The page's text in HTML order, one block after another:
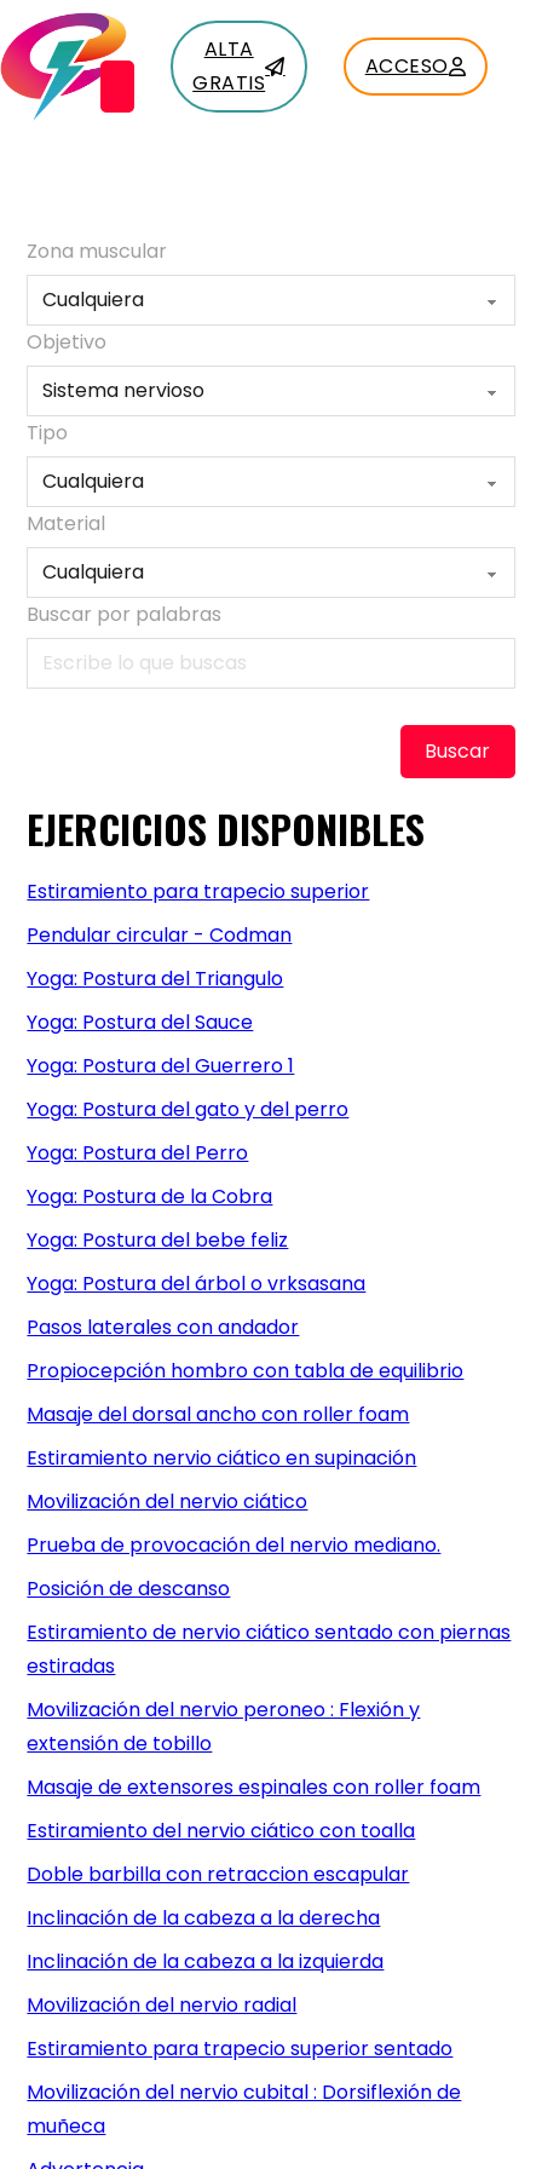
ALTA
GRATIS
ACCESO
Zona muscular
Objetivo
Tipo
Material
Buscar por palabras
Buscar
EJERCICIOS DISPONIBLES
Estiramiento para trapecio superior
Pendular circular - Codman
Yoga: Postura del Triangulo
Yoga: Postura del Sauce
Yoga: Postura del Guerrero 1
Yoga: Postura del gato y del perro
Yoga: Postura del Perro
Yoga: Postura de la Cobra
Yoga: Postura del bebe feliz
Yoga: Postura del árbol o vrksasana
Pasos laterales con andador
Propiocepción hombro con tabla de equilibrio
Masaje del dorsal ancho con roller foam
Estiramiento nervio ciático en supinación
Movilización del nervio ciático
Prueba de provocación del nervio mediano.
Posición de descanso
Estiramiento de nervio ciático sentado con piernas
estiradas
Movilización del nervio peroneo : Flexión y
extensión de tobillo
Masaje de extensores espinales con roller foam
Estiramiento del nervio ciático con toalla
Doble barbilla con retraccion escapular
Inclinación de la cabeza a la derecha
Inclinación de la cabeza a la izquierda
Movilización del nervio radial
Estiramiento para trapecio superior sentado
Movilización del nervio cubital : Dorsiflexión de
muñeca